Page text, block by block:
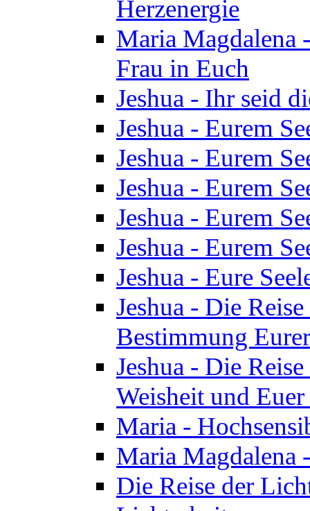
Herzenergie
Maria Magdalena
Frau in Euch
Jeshua - Ihr seid
Jeshua - Eurem
Jeshua - Eurem
Jeshua - Eurem
Jeshua - Eurem
Jeshua - Eurem
Jeshua - Eure
Jeshua - Die
Bestimmung
Jeshua - Die
Weisheit und
Maria -
Maria Magdalena
Die Reise der